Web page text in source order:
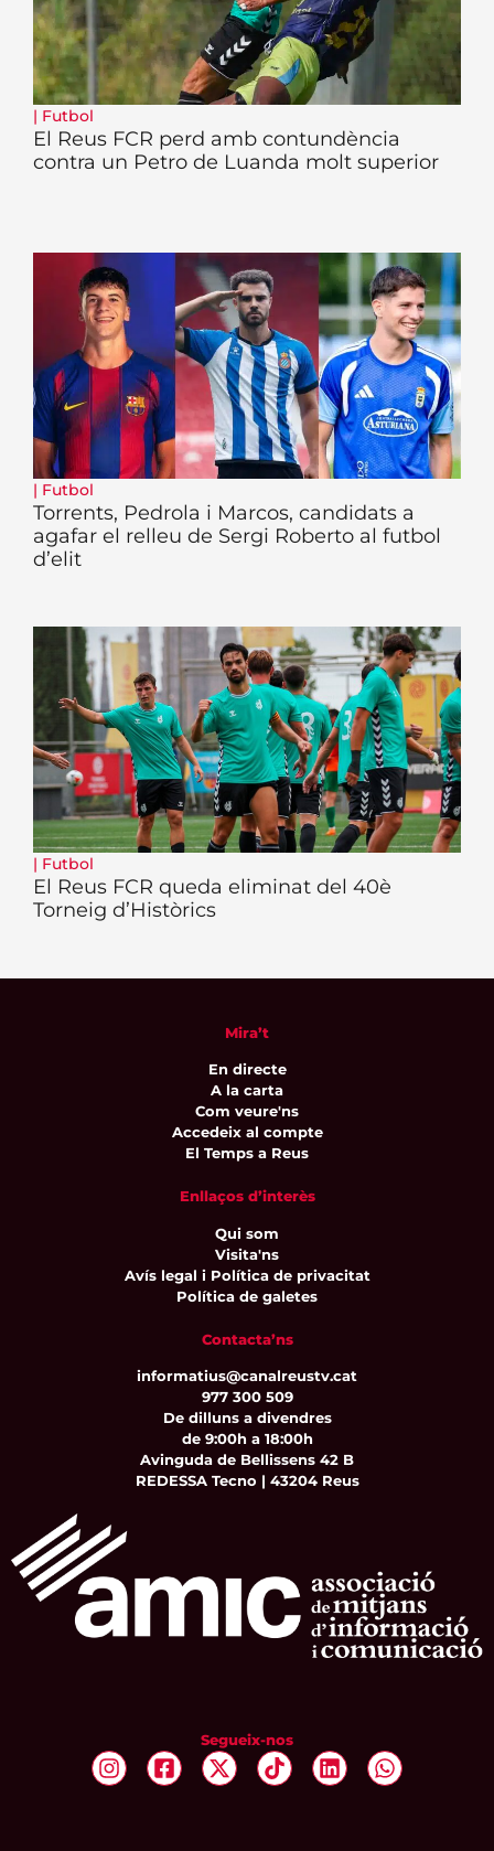
| Futbol
El Reus FCR perd amb contundència
contra un Petro de Luanda molt superior
| Futbol
Torrents, Pedrola i Marcos, candidats a
agafar el relleu de Sergi Roberto al futbol
d’elit
| Futbol
El Reus FCR queda eliminat del 40è
Torneig d’Històrics
Mira’t
En directe
A la carta
Com veure'ns
Accedeix al compte
El Temps a Reus
Enllaços d’interès
Qui som
Visita'ns
Avís legal i Política de privacitat
Política de galetes
Contacta’ns
informatius@canalreustv.cat
977 300 509
De dilluns a divendres
de 9:00h a 18:00h
Avinguda de Bellissens 42 B
REDESSA Tecno | 43204 Reus
Segueix-nos